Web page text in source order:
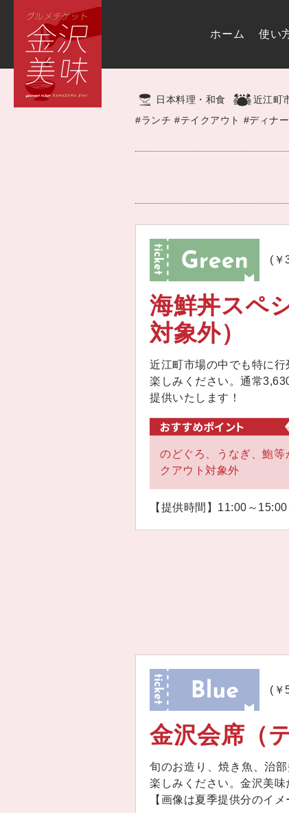
ホーム 使い
日本料理・和食 近江町
#ランチ #テイクアウト #ディナー
(￥
海鮮丼スペ
対象外）
近江町市場の中でも特に
楽しみください。通常
提供いたします！
のどぐろ、うなぎ、鮑
クアウト対象外
【提供時間】11:00～
(￥
金沢会席（
旬のお造り、焼き魚、治
楽しみください。金沢美味
【画像は夏季提供分のイメ